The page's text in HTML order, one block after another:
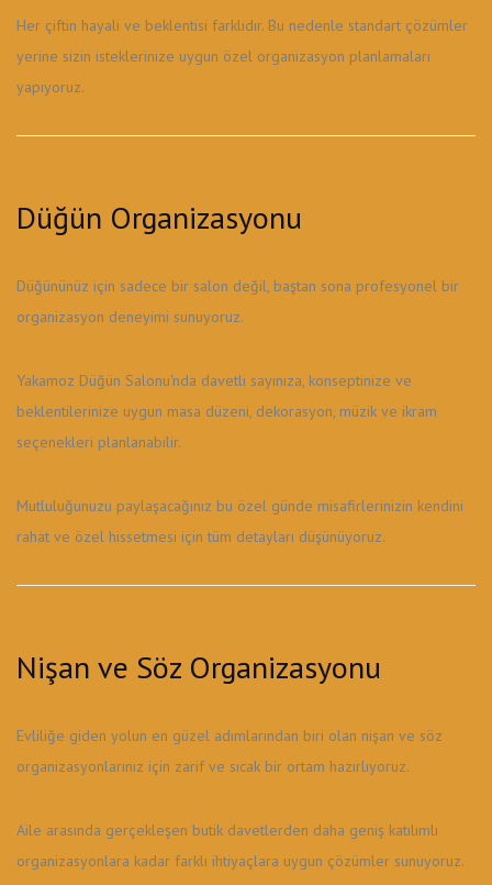
Her çiftin hayali ve beklentisi farklıdır. Bu nedenle standart çözümler
yerine sizin isteklerinize uygun özel organizasyon planlamaları
yapıyoruz.
Düğün Organizasyonu
Düğününüz için sadece bir salon değil, baştan sona profesyonel bir
organizasyon deneyimi sunuyoruz.
Yakamoz Düğün Salonu'nda davetli sayınıza, konseptinize ve
beklentilerinize uygun masa düzeni, dekorasyon, müzik ve ikram
seçenekleri planlanabilir.
Mutluluğunuzu paylaşacağınız bu özel günde misafirlerinizin kendini
rahat ve özel hissetmesi için tüm detayları düşünüyoruz.
Nişan ve Söz Organizasyonu
Evliliğe giden yolun en güzel adımlarından biri olan nişan ve söz
organizasyonlarınız için zarif ve sıcak bir ortam hazırlıyoruz.
Aile arasında gerçekleşen butik davetlerden daha geniş katılımlı
organizasyonlara kadar farklı ihtiyaçlara uygun çözümler sunuyoruz.